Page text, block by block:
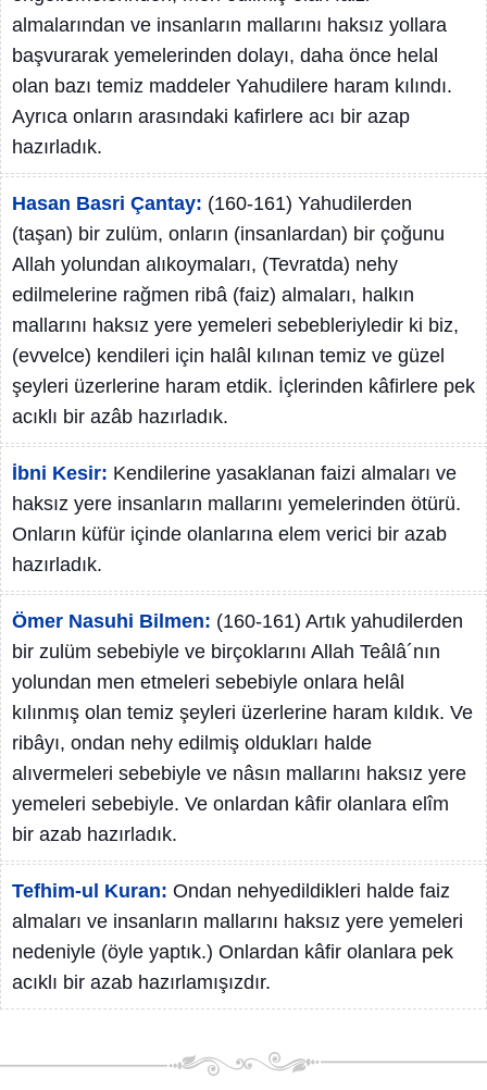
almalarından ve insanların mallarını haksız yollara
başvurarak yemelerinden dolayı, daha önce helal
olan bazı temiz maddeler Yahudilere haram kılındı.
Ayrıca onların arasındaki kafirlere acı bir azap
hazırladık.
Hasan Basri Çantay: (160-161) Yahudilerden
(taşan) bir zulüm, onların (insanlardan) bir çoğunu
Allah yolundan alıkoymaları, (Tevratda) nehy
edilmelerine rağmen ribâ (faiz) almaları, halkın
mallarını haksız yere yemeleri sebebleriyledir ki biz,
(evvelce) kendileri için halâl kılınan temiz ve güzel
şeyleri üzerlerine haram etdik. İçlerinden kâfirlere pek
acıklı bir azâb hazırladık.
İbni Kesir: Kendilerine yasaklanan faizi almaları ve
haksız yere insanların mallarını yemelerinden ötürü.
Onların küfür içinde olanlarına elem verici bir azab
hazırladık.
Ömer Nasuhi Bilmen: (160-161) Artık yahudilerden
bir zulüm sebebiyle ve birçoklarını Allah Teâlâ´nın
yolundan men etmeleri sebebiyle onlara helâl
kılınmış olan temiz şeyleri üzerlerine haram kıldık. Ve
ribâyı, ondan nehy edilmiş oldukları halde
alıvermeleri sebebiyle ve nâsın mallarını haksız yere
yemeleri sebebiyle. Ve onlardan kâfir olanlara elîm
bir azab hazırladık.
Tefhim-ul Kuran: Ondan nehyedildikleri halde faiz
almaları ve insanların mallarını haksız yere yemeleri
nedeniyle (öyle yaptık.) Onlardan kâfir olanlara pek
acıklı bir azab hazırlamışızdır.